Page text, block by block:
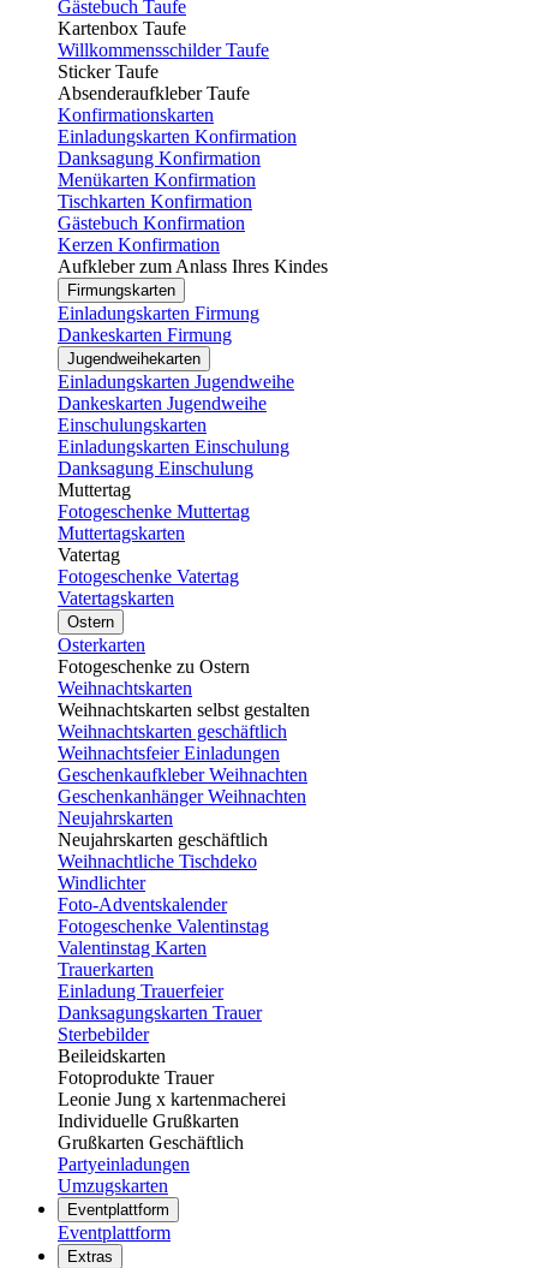
Gästebuch Taufe
Kartenbox Taufe
Willkommensschilder Taufe
Sticker Taufe
Absenderaufkleber Taufe
Konfirmationskarten
Einladungskarten Konfirmation
Danksagung Konfirmation
Menükarten Konfirmation
Tischkarten Konfirmation
Gästebuch Konfirmation
Kerzen Konfirmation
Aufkleber zum Anlass Ihres Kindes
Firmungskarten
Einladungskarten Firmung
Dankeskarten Firmung
Jugendweihekarten
Einladungskarten Jugendweihe
Dankeskarten Jugendweihe
Einschulungskarten
Einladungskarten Einschulung
Danksagung Einschulung
Muttertag
Fotogeschenke Muttertag
Muttertagskarten
Vatertag
Fotogeschenke Vatertag
Vatertagskarten
Ostern
Osterkarten
Fotogeschenke zu Ostern
Weihnachtskarten
Weihnachtskarten selbst gestalten
Weihnachtskarten geschäftlich
Weihnachtsfeier Einladungen
Geschenkaufkleber Weihnachten
Geschenkanhänger Weihnachten
Neujahrskarten
Neujahrskarten geschäftlich
Weihnachtliche Tischdeko
Windlichter
Foto-Adventskalender
Fotogeschenke Valentinstag
Valentinstag Karten
Trauerkarten
Einladung Trauerfeier
Danksagungskarten Trauer
Sterbebilder
Beileidskarten
Fotoprodukte Trauer
Leonie Jung x kartenmacherei
Individuelle Grußkarten
Grußkarten Geschäftlich
Partyeinladungen
Umzugskarten
Eventplattform
Eventplattform
Extras